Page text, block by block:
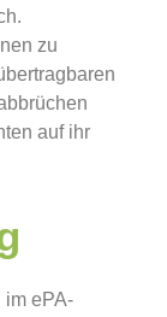
zu
auf ihr
im ePA-